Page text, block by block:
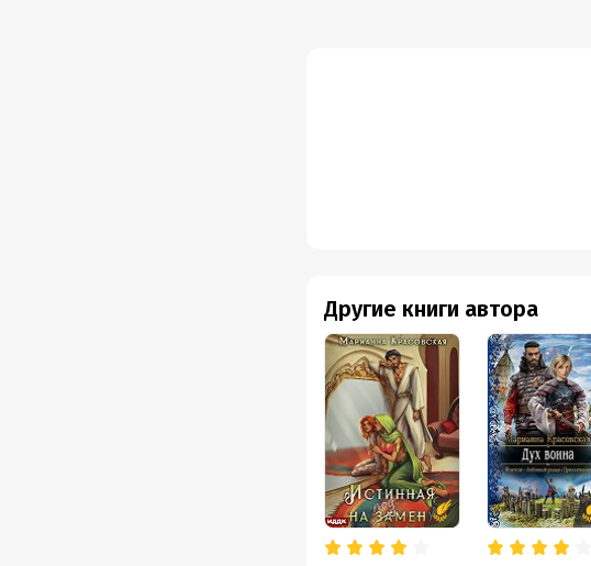
романтические, и нежные, и
стекле, новые идеи для выставки.
Возникает желание тоже сидеть в
с любимым человеком, который
Итог: книга очень понравилась и
Благодарю автора за чудесную
Другие книги автора